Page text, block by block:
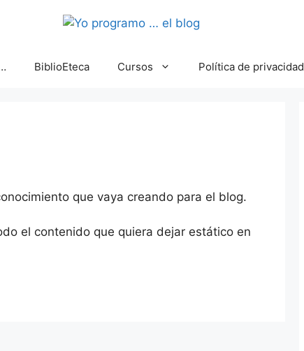
BiblioEteca Cursos Política de privacidad
que vaya creando para el blog.
el contenido que quiera dejar estático en